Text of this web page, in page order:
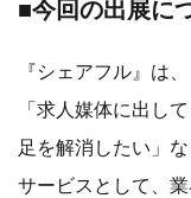
■今回の出展に
『シェアフル』は
「求人媒体に出し
足を解消したい」
サービスとして、